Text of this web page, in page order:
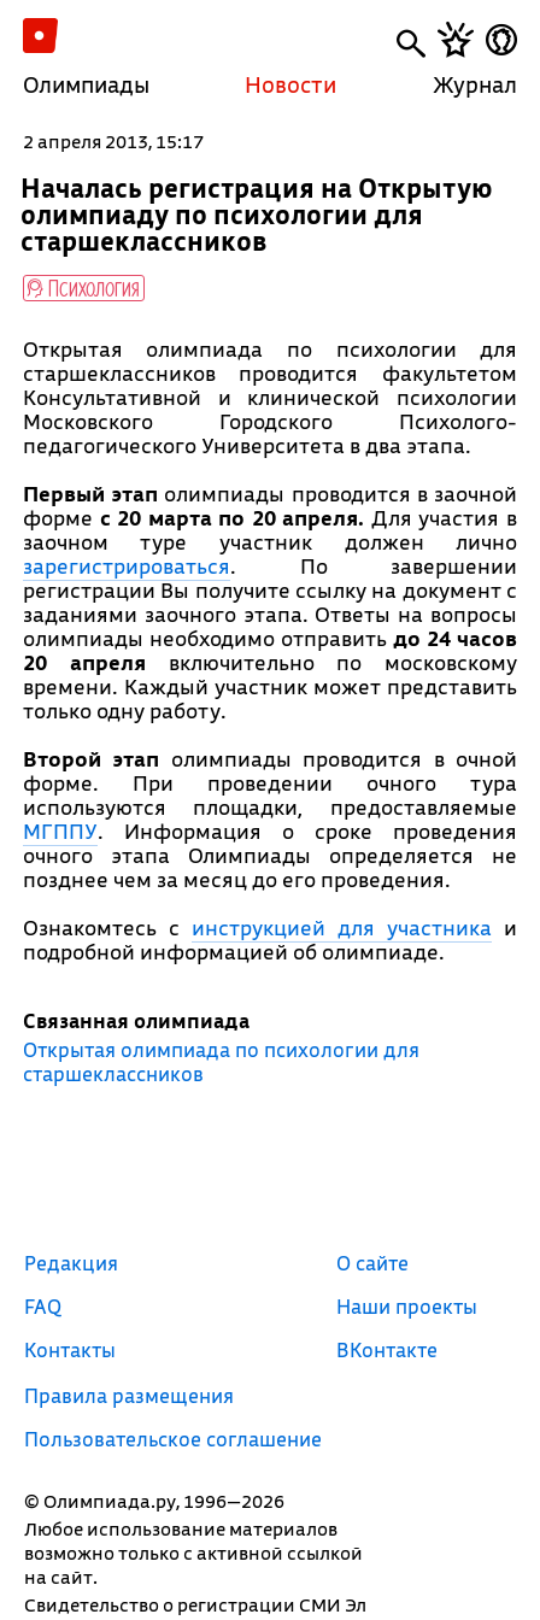
Олимпиады Новости Журнал
2 апреля 2013, 15:17
Началась регистрация на Открытую
олимпиаду по психологии для
старшеклассников
Психология
Открытая олимпиада по психологии для
старшеклассников проводится факультетом
Консультативной и клинической психологии
Московского Городского Психолого-
педагогического Университета в два этапа.
Первый этап олимпиады проводится в заочной
форме с 20 марта по 20 апреля. Для участия в
заочном туре участник должен лично
зарегистрироваться. По завершении
регистрации Вы получите ссылку на документ с
заданиями заочного этапа. Ответы на вопросы
олимпиады необходимо отправить до 24 часов
20 апреля включительно по московскому
времени. Каждый участник может представить
только одну работу.
Второй этап олимпиады проводится в очной
форме. При проведении очного тура
используются площадки, предоставляемые
МГППУ. Информация о сроке проведения
очного этапа Олимпиады определяется не
позднее чем за месяц до его проведения.
Ознакомтесь с инструкцией для участника и
подробной информацией об олимпиаде.
Связанная олимпиада
Открытая олимпиада по психологии для
старшеклассников
© Олимпиада.ру, 1996—2026
Любое использование материалов
возможно только с активной ссылкой
на сайт.
Свидетельство о регистрации СМИ Эл
Редакция
FAQ
Контакты
Правила размещения
Пользовательское соглашение
О сайте
Наши проекты
ВКонтакте